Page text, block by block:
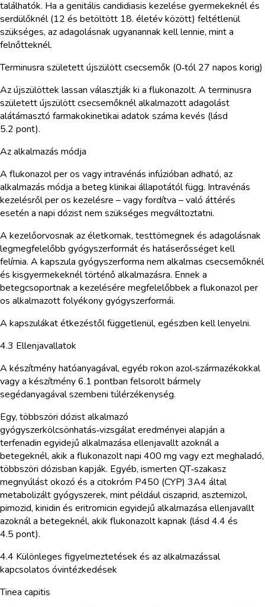
találhatók. Ha a genitális candidiasis kezelése gyermekeknél és
serdülőknél (12 és betöltött 18. életév között) feltétlenül
szükséges, az adagolásnak ugyanannak kell lennie, mint a
felnőtteknél.
Terminusra született újszülött csecsemők (0‑tól 27 napos korig)
Az újszülöttek lassan választják ki a flukonazolt. A terminusra
született újszülött csecsemőknél alkalmazott adagolást
alátámasztó farmakokinetikai adatok száma kevés (lásd
5.2 pont).
Az alkalmazás módja
A flukonazol per os vagy intravénás infúzióban adható, az
alkalmazás módja a beteg klinikai állapotától függ. Intravénás
kezelésről per os kezelésre – vagy fordítva – való áttérés
esetén a napi dózist nem szükséges megváltoztatni.
A kezelőorvosnak az életkornak, testtömegnek és adagolásnak
legmegfelelőbb gyógyszerformát és hatáserősséget kell
felírnia. A kapszula gyógyszerforma nem alkalmas csecsemőknél
és kisgyermekeknél történő alkalmazásra. Ennek a
betegcsoportnak a kezelésére megfelelőbbek a flukonazol per
os alkalmazott folyékony gyógyszerformái.
A kapszulákat étkezéstől függetlenül, egészben kell lenyelni.
4.3 Ellenjavallatok
A készítmény hatóanyagával, egyéb rokon azol‑származékokkal
vagy a készítmény 6.1 pontban felsorolt bármely
segédanyagával szembeni túlérzékenység.
Egy, többszöri dózist alkalmazó
gyógyszerkölcsönhatás‑vizsgálat eredményei alapján a
terfenadin egyidejű alkalmazása ellenjavallt azoknál a
betegeknél, akik a flukonazolt napi 400 mg vagy ezt meghaladó,
többszöri dózisban kapják. Egyéb, ismerten QT‑szakasz
megnyúlást okozó és a citokróm P450 (CYP) 3A4 által
metabolizált gyógyszerek, mint például ciszaprid, asztemizol,
pimozid, kinidin és eritromicin egyidejű alkalmazása ellenjavallt
azoknál a betegeknél, akik flukonazolt kapnak (lásd 4.4 és
4.5 pont).
4.4 Különleges figyelmeztetések és az alkalmazással
kapcsolatos óvintézkedések
Tinea capitis